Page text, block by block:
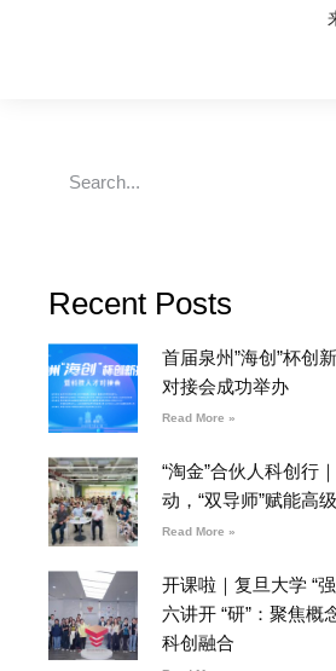
Recent Posts
首届泉州”海创”杯创
对接会成功举办
Read More »
“淘金”合伙人科创行
动，“双导师”赋能高
Read More »
开课啦｜复旦大学 “
六讲开 “研”：聚焦概
科创融合